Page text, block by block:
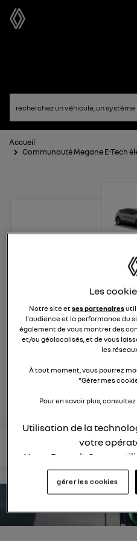
Accueil
Communauté Megane E-Tech
Megane E-
électriques
nouvelle ère
posez
lire les questions lire les articles
Les
Notre site etses partenaires
l'audience et la performance du
également de vous montrer des
et/ou géolocalisés, et de vous
les
À tout moment, vous pourrez
"Gérer mes
Pour en savoir plus,
Utilisation de la
votre
Nous, Renault Group,
pour nos activités
dans cette notice de
utilisez une
opérateur télécom
gérer les cookies